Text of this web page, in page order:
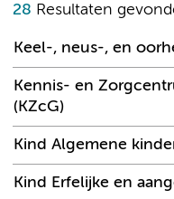
28 Resultaten
Keel-, neus-, en
Kennis- en
(KZcG)
Kind Algemene
Kind Erfelijke en